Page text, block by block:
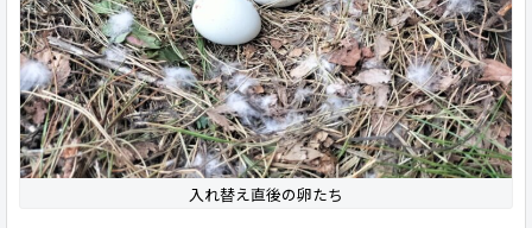
入れ替え直後の卵たち